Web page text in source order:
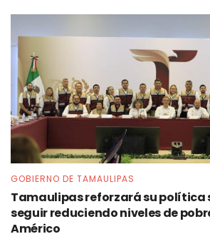
GOBIERNO DE TAMAULIPAS
Tamaulipas reforzará su política
seguir reduciendo niveles de
Américo